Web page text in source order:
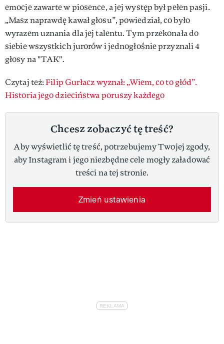
emocje zawarte w piosence, a jej występ był pełen pasji.
„Masz naprawdę kawał głosu”, powiedział, co było
wyrazem uznania dla jej talentu. Tym przekonała do
siebie wszystkich jurorów i jednogłośnie przyznali 4
głosy na "TAK".
Czytaj też:Filip Gurłacz wyznał: „Wiem, co to głód”.
Historia jego dzieciństwa poruszy każdego
Chcesz zobaczyć tę treść?
Aby wyświetlić tę treść, potrzebujemy Twojej zgody,
aby Instagram i jego niezbędne cele mogły załadować
treści na tej stronie.
Zmień ustawienia